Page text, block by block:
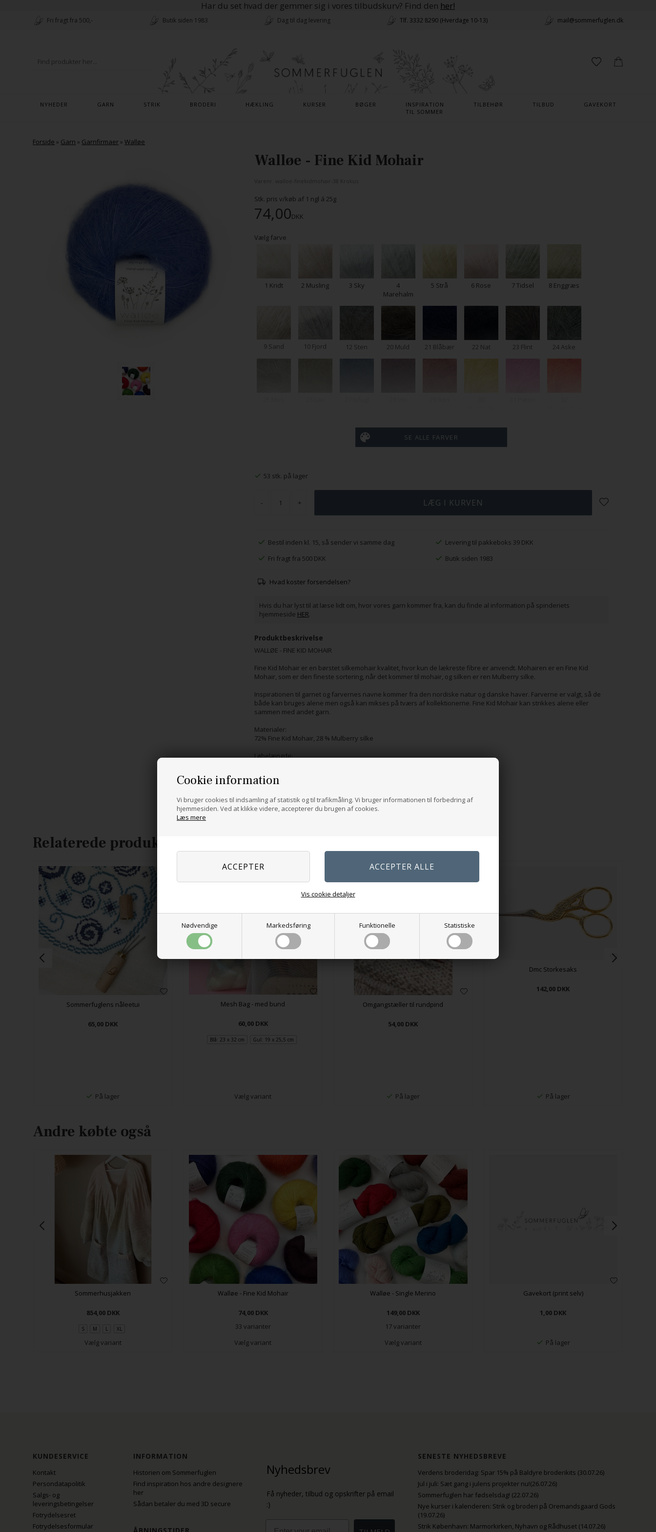
Har du set hvad der gemmer sig i vores tilbudskurv? Find den her!
Cookie information
Vi bruger cookies til indsamling af statistik og til trafikmåling. Vi bruger informationen til forbedring af
hjemmesiden. Ved at klikke videre, accepterer du brugen af cookies.
Læs mere
Nødvendige Markedsføring Funktionelle Statistiske
Vis cookie detaljer
Fri fragt fra 500,- Butik siden 1983 Dag til dag levering Tlf. 3332 8290 (Hverdage 10-13) mail@sommerfuglen.dk
NYHEDER GARN STRIK BRODERI HÆKLING KURSER BØGER
INSPIRATION
TIL SOMMER
TILBEHØR TILBUD GAVEKORT
Forside » Garn » Garnfirmaer»Walløe
Walløe - Fine Kid Mohair
walloe-finekidmohair-38 Krokus
Stk. pris v/køb af 1 ngl á 25g
74,00DKK
Vælg farve
1 Kridt 2 Musling 3 Sky
4
Marehalm
5 Strå 6 Rose 7 Tidsel 8 Enggræs
9 Sand 10 Fjord 12 Sten 20 Muld 21 Blåbær 22 Nat 23 Flint 24 Aske
SE ALLE FARVER
53 stk. på lager
- +
Bestil inden kl. 15, så sender vi samme dag
Levering til pakkeboks 39 DKK
Fri fragt fra 500 DKK
Butik siden 1983
Hvad koster forsendelsen?
Hvis du har lyst til at læse lidt om, hvor vores garn kommer fra, kan du finde al information på spinderiets
hjemmeside HER.
Produktbeskrivelse
WALLØE - FINE KID MOHAIR
Fine Kid Mohair er en børstet silkemohair kvalitet, hvor kun de lækreste fibre er anvendt. Mohairen er en Fine Kid
Mohair, som er den fineste sortering, når det kommer til mohair, og silken er ren Mulberry silke.
Inspirationen til garnet og farvernes navne kommer fra den nordiske natur og danske haver. Farverne er valgt, så de
både kan bruges alene men også kan mikses på tværs af kollektionerne. Fine Kid Mohair kan strikkes alene eller
sammen med andet garn.
Materialer:
72% Fine Kid Mohair, 28 % Mulberry silke
Løbelængde:
Vejledende pinde: 2,5 – 5,0 mm
Håndvaskes, koldt.
Relaterede produkter
Sommerfuglens nåleetui
65,00 DKK
På lager
Mesh Bag - med bund
60,00 DKK
Blå: 23 x 32 cm Gul: 19 x 25,5 cm
Vælg variant
Omgangstæller til rundpind
54,00 DKK
På lager
Dmc Storkesaks
142,00 DKK
På lager
Andre købte også
Sommerhusjakken
854,00 DKK
S M L XL
Vælg variant
Walløe - Fine Kid Mohair
74,00 DKK
33 varianter
Vælg variant
Walløe - Single Merino
149,00 DKK
17 varianter
Vælg variant
Gavekort (print selv)
1,00 DKK
På lager
KUNDESERVICE
Kontakt
Persondatapolitik
Salgs- og
leveringsbetingelser
Fotrydelsesret
Fotrydelsesformular
INFORMATION
Historien om Sommerfuglen
Find inspiration hos andre designere
her
Sådan betaler du med 3D secure
Nyhedsbrev
Få nyheder, tilbud og opskrifter på email
:)
SENESTE NYHEDSBREVE
Verdens broderidag: Spar 15% på Baldyre broderikits (30.07.26)
Jul i juli: Sæt gang i julens projekter nu!(26.07.26)
Sommerfuglen har fødselsdag! (22.07.26)
Nye kurser i kalenderen: Strik og broderi på Oremandsgaard Gods
(19.07.26)
Strik København: Marmorkirken, Nyhavn og Rådhuset (14.07.26)